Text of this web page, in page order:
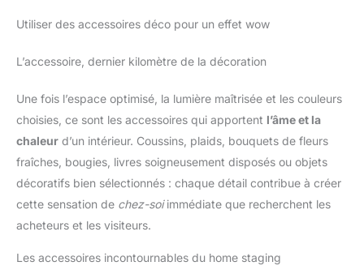
impeccable Marque de Qualité Depuis 1888 : Ripolin propose
maximale. Une marque française historique engagée pour
réduire le carbone dans l'air et proposer des formules
Utiliser des accessoires déco pour un effet wow
L’accessoire, dernier kilomètre de la décoration
Une fois l’espace optimisé, la lumière maîtrisée et les couleurs
choisies, ce sont les accessoires qui apportent l’âme et la
chaleur d’un intérieur. Coussins, plaids, bouquets de fleurs
fraîches, bougies, livres soigneusement disposés ou objets
décoratifs bien sélectionnés : chaque détail contribue à créer
cette sensation de chez-soiimmédiate que recherchent les
acheteurs et les visiteurs.
Les accessoires incontournables du home staging